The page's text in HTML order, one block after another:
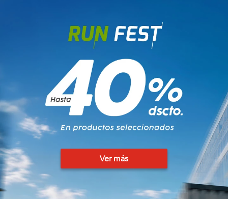
Accesorios
🏃‍♀️🏃‍♂️ Zona del Hincha
👀 Lo Nuevo
🤑 Zona Outlet
Ver más